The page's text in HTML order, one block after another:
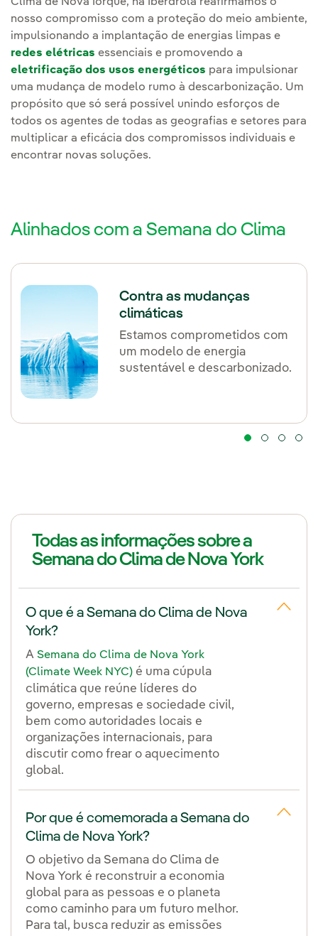
nosso compromisso com a proteção do meio ambiente,
impulsionando a implantação de energias limpas e
redes elétricas essenciais e promovendo a
eletrificação dos usos energéticos para impulsionar
uma mudança de modelo rumo à descarbonização. Um
propósito que só será possível unindo esforços de
todos os agentes de todas as geografias e setores para
multiplicar a eficácia dos compromissos individuais e
encontrar novas soluções.
Alinhados com a Semana do Clima
Contra as mudanças
climáticas
Estamos comprometidos com
um modelo de energia
sustentável e descarbonizado.
Todas as informações sobre a
Semana do Clima de Nova York
O que é a Semana do Clima de Nova
York?
A Semana do Clima de Nova York
(Climate Week NYC) é uma cúpula
climática que reúne líderes do
governo, empresas e sociedade civil,
bem como autoridades locais e
organizações internacionais, para
discutir como frear o aquecimento
global.
Por que é comemorada a Semana do
Clima de Nova York?
O objetivo da Semana do Clima de
Nova York é reconstruir a economia
global para as pessoas e o planeta
como caminho para um futuro melhor.
Para tal, busca reduzir as emissões